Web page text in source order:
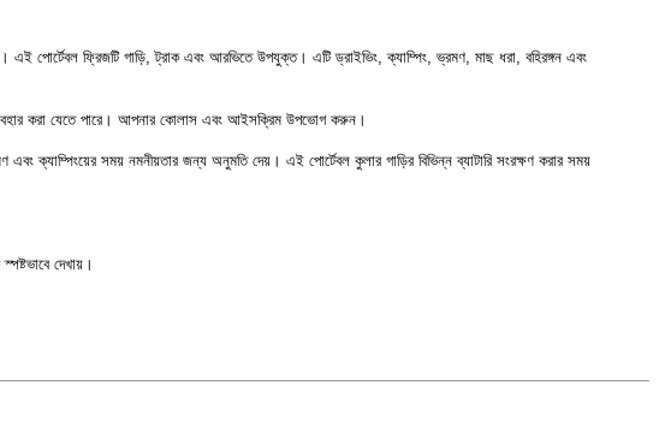
এই পোর্টেবল ফ্রিজটি গাড়ি, ট্রাক এবং আরভিতে উপযুক্ত। এটি ড্রাইভিং, ক্যাম্পিং, ভ্রমণ, মাছ ধরা, বহিরঙ্গন এবং
করা যেতে পারে। আপনার কোলাস এবং আইসক্রিম উপভোগ করুন।
সময় নমনীয়তার জন্য অনুমতি দেয়। এই পোর্টেবল কুলার গাড়ির বিভিন্ন ব্যাটারি সংরক্ষণ করার সময়
দেখায়।